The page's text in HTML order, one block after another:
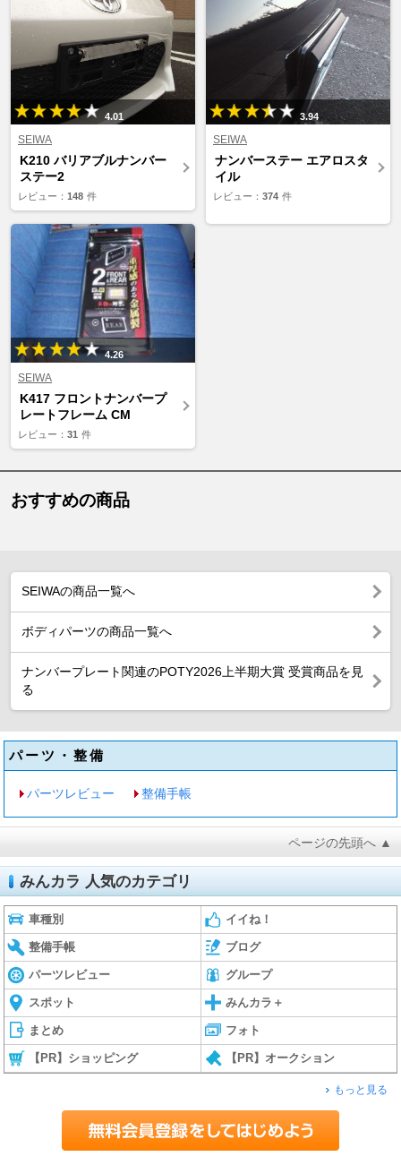
4.01
SEIWA
K210 バリアブルナンバー
ステー2
レビュー： 148 件
3.94
SEIWA
ナンバーステー エアロスタ
イル
レビュー： 374 件
4.26
SEIWA
K417 フロントナンバープ
レートフレーム CM
レビュー： 31 件
おすすめの商品
SEIWAの商品一覧へ
ボディパーツの商品一覧へ
ナンバープレート関連のPOTY2026上半期大賞 受賞商品を見
る
パーツ・整備
パーツレビュー 整備手帳
ページの先頭へ ▲
みんカラ 人気のカテゴリ
車種別 イイね！
整備手帳 ブログ
パーツレビュー グループ
スポット みんカラ＋
まとめ フォト
【PR】ショッピング 【PR】オークション
もっと見る